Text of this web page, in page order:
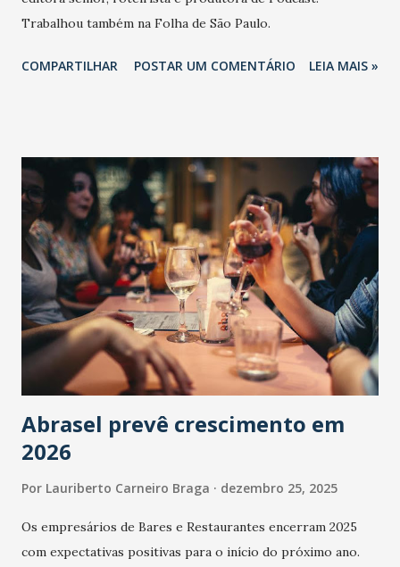
Trabalhou também na Folha de São Paulo.
COMPARTILHAR POSTAR UM COMENTÁRIO LEIA MAIS »
Abrasel prevê crescimento em
2026
Por Lauriberto Carneiro Braga dezembro 25, 2025
Os empresários de Bares e Restaurantes encerram 2025
com expectativas positivas para o início do próximo ano.